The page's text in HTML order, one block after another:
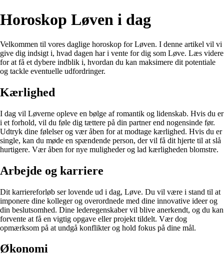
Horoskop Løven i dag
Velkommen til vores daglige horoskop for Løven. I denne artikel vil vi
give dig indsigt i, hvad dagen har i vente for dig som Løve. Læs videre
for at få et dybere indblik i, hvordan du kan maksimere dit potentiale
og tackle eventuelle udfordringer.
Kærlighed
I dag vil Løverne opleve en bølge af romantik og lidenskab. Hvis du er
i et forhold, vil du føle dig tættere på din partner end nogensinde før.
Udtryk dine følelser og vær åben for at modtage kærlighed. Hvis du er
single, kan du møde en spændende person, der vil få dit hjerte til at slå
hurtigere. Vær åben for nye muligheder og lad kærligheden blomstre.
Arbejde og karriere
Dit karriereforløb ser lovende ud i dag, Løve. Du vil være i stand til at
imponere dine kolleger og overordnede med dine innovative ideer og
din beslutsomhed. Dine lederegenskaber vil blive anerkendt, og du kan
forvente at få en vigtig opgave eller projekt tildelt. Vær dog
opmærksom på at undgå konflikter og hold fokus på dine mål.
Økonomi